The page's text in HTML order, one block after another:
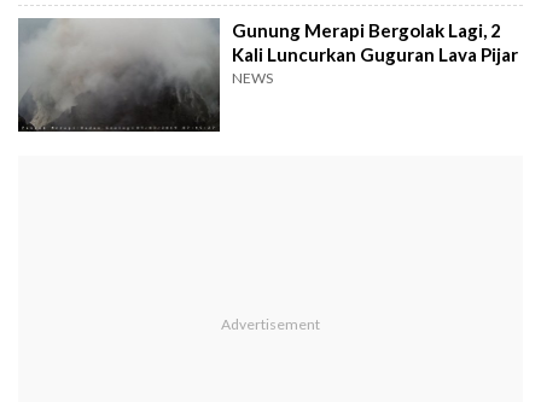
Gunung Merapi Bergolak Lagi, 2
Kali Luncurkan Guguran Lava Pijar
NEWS